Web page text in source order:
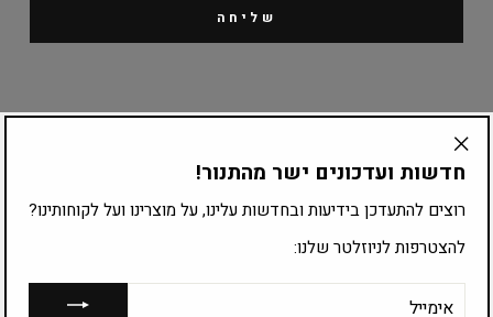
שליחה
קטלוג מוצרים
ציוד לפי עיסוק
חדשות ועדכונים ישר מהתנור!
רוצים להתעדכן בידיעות ובחדשות עלינו, על מוצרינו ועל לקוחותינו?
להצטרפות לניוזלטר שלנו:
אימייל
"Translation
he.general.accessibility.close_modal"